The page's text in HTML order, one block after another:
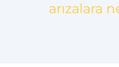
arızalara